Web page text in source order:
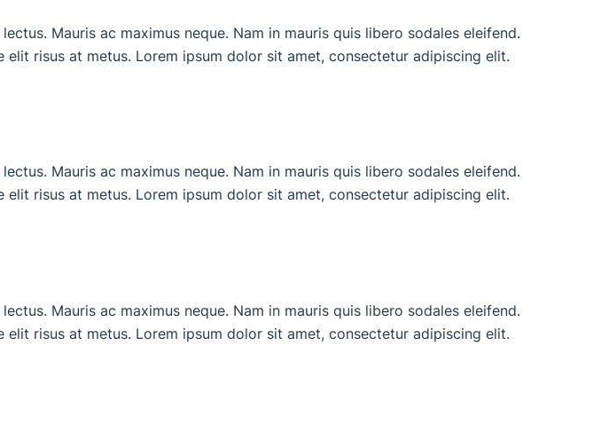
Mauris ac maximus neque. Nam in mauris quis libero sodales eleifend.
risus at metus. Lorem ipsum dolor sit amet, consectetur adipiscing elit.
Mauris ac maximus neque. Nam in mauris quis libero sodales eleifend.
risus at metus. Lorem ipsum dolor sit amet, consectetur adipiscing elit.
Mauris ac maximus neque. Nam in mauris quis libero sodales eleifend.
risus at metus. Lorem ipsum dolor sit amet, consectetur adipiscing elit.